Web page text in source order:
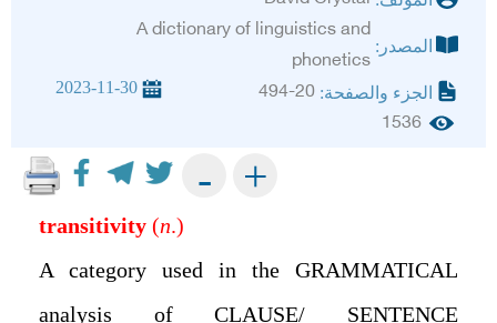
المصدر:
A dictionary of linguistics and
phonetics
الجزء والصفحة: 494-20
2023-11-30
1536
+
-
transitivity (n.)
A category used in the GRAMMATICAL
analysis of CLAUSE/ SENTENCE